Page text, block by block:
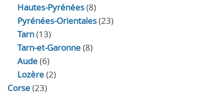
Hautes-Pyrénées(8)
Pyrénées-Orientales(23)
Tarn(13)
Tarn-et-Garonne(8)
Aude(6)
Lozère(2)
Corse(23)